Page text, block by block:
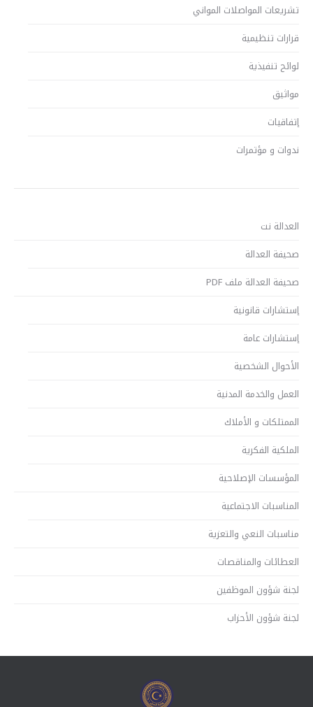
تشريعات المواصلات المواني
قرارات تنظيمية
لوائح تنفيذية
مواثيق
إتفاقيات
ندوات و مؤتمرات
العدالة نت
صحيفة العدالة
صحيفة العدالة ملف PDF
إستشارات قانونية
إستشارات عامة
الأحوال الشخصية
العمل والخدمة المدنية
الممتلكات و الأملاك
الملكية الفكرية
المؤسسات الإصلاحية
المناسبات الاجتماعية
مناسبات النعي والتعزية
العطائات والمناقصات
لجنة شؤون الموظفين
لجنة شؤون الأحزاب